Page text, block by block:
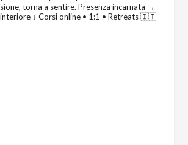
torna a sentire. Presenza incarnata →
↓ Corsi online • 1:1 • Retreats 🇮🇹